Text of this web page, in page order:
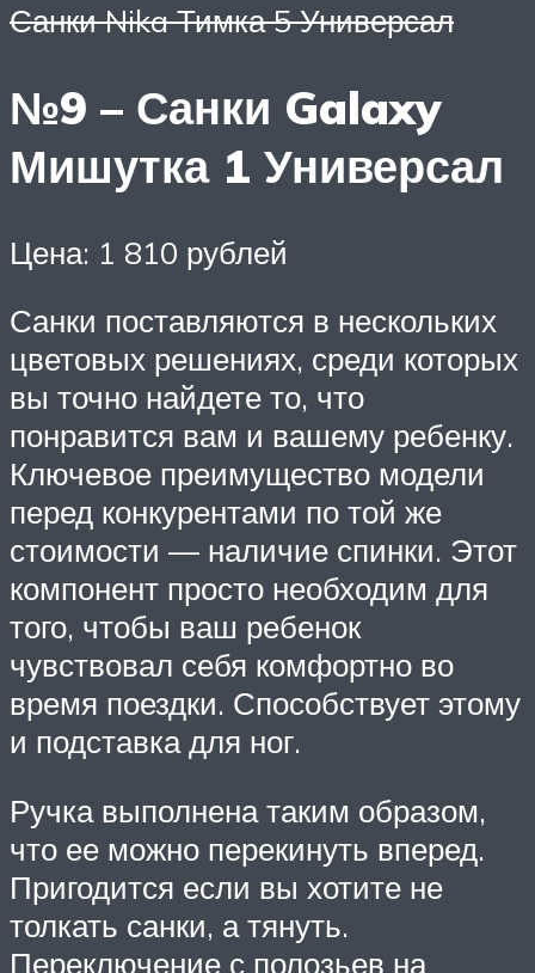
Санки Nika Тимка 5 Универсал
№9 – Санки Galaxy
Мишутка 1 Универсал
Цена: 1 810 рублей
Санки поставляются в нескольких
цветовых решениях, среди которых
вы точно найдете то, что
понравится вам и вашему ребенку.
Ключевое преимущество модели
перед конкурентами по той же
стоимости — наличие спинки. Этот
компонент просто необходим для
того, чтобы ваш ребенок
чувствовал себя комфортно во
время поездки. Способствует этому
и подставка для ног.
Ручка выполнена таким образом,
что ее можно перекинуть вперед.
Пригодится если вы хотите не
толкать санки, а тянуть.
Переключение с полозьев на